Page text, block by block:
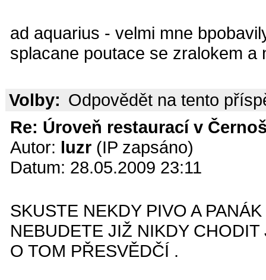
ad aquarius - velmi mne
splacane poutace se zralokem a
Volby: Odpovědět na tento
Re: Úroveň restaurací v
Autor: luzr (IP zapsáno)
Datum: 28.05.2009 23:11
SKUSTE NEKDY PIVO A
NEBUDETE JIŽ NIKDY
O TOM PŘESVĚDČÍ .